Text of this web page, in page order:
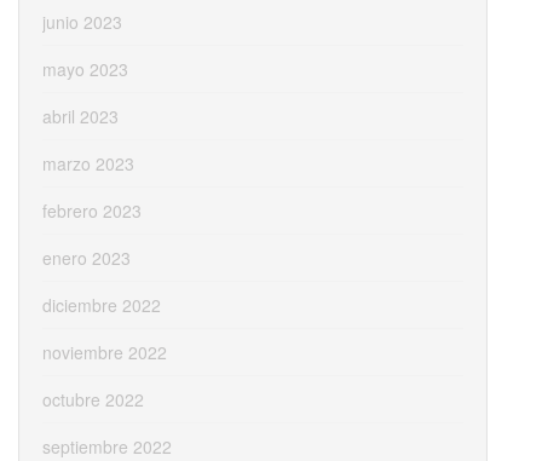
junio 2023
mayo 2023
abril 2023
marzo 2023
febrero 2023
enero 2023
diciembre 2022
noviembre 2022
octubre 2022
septiembre 2022